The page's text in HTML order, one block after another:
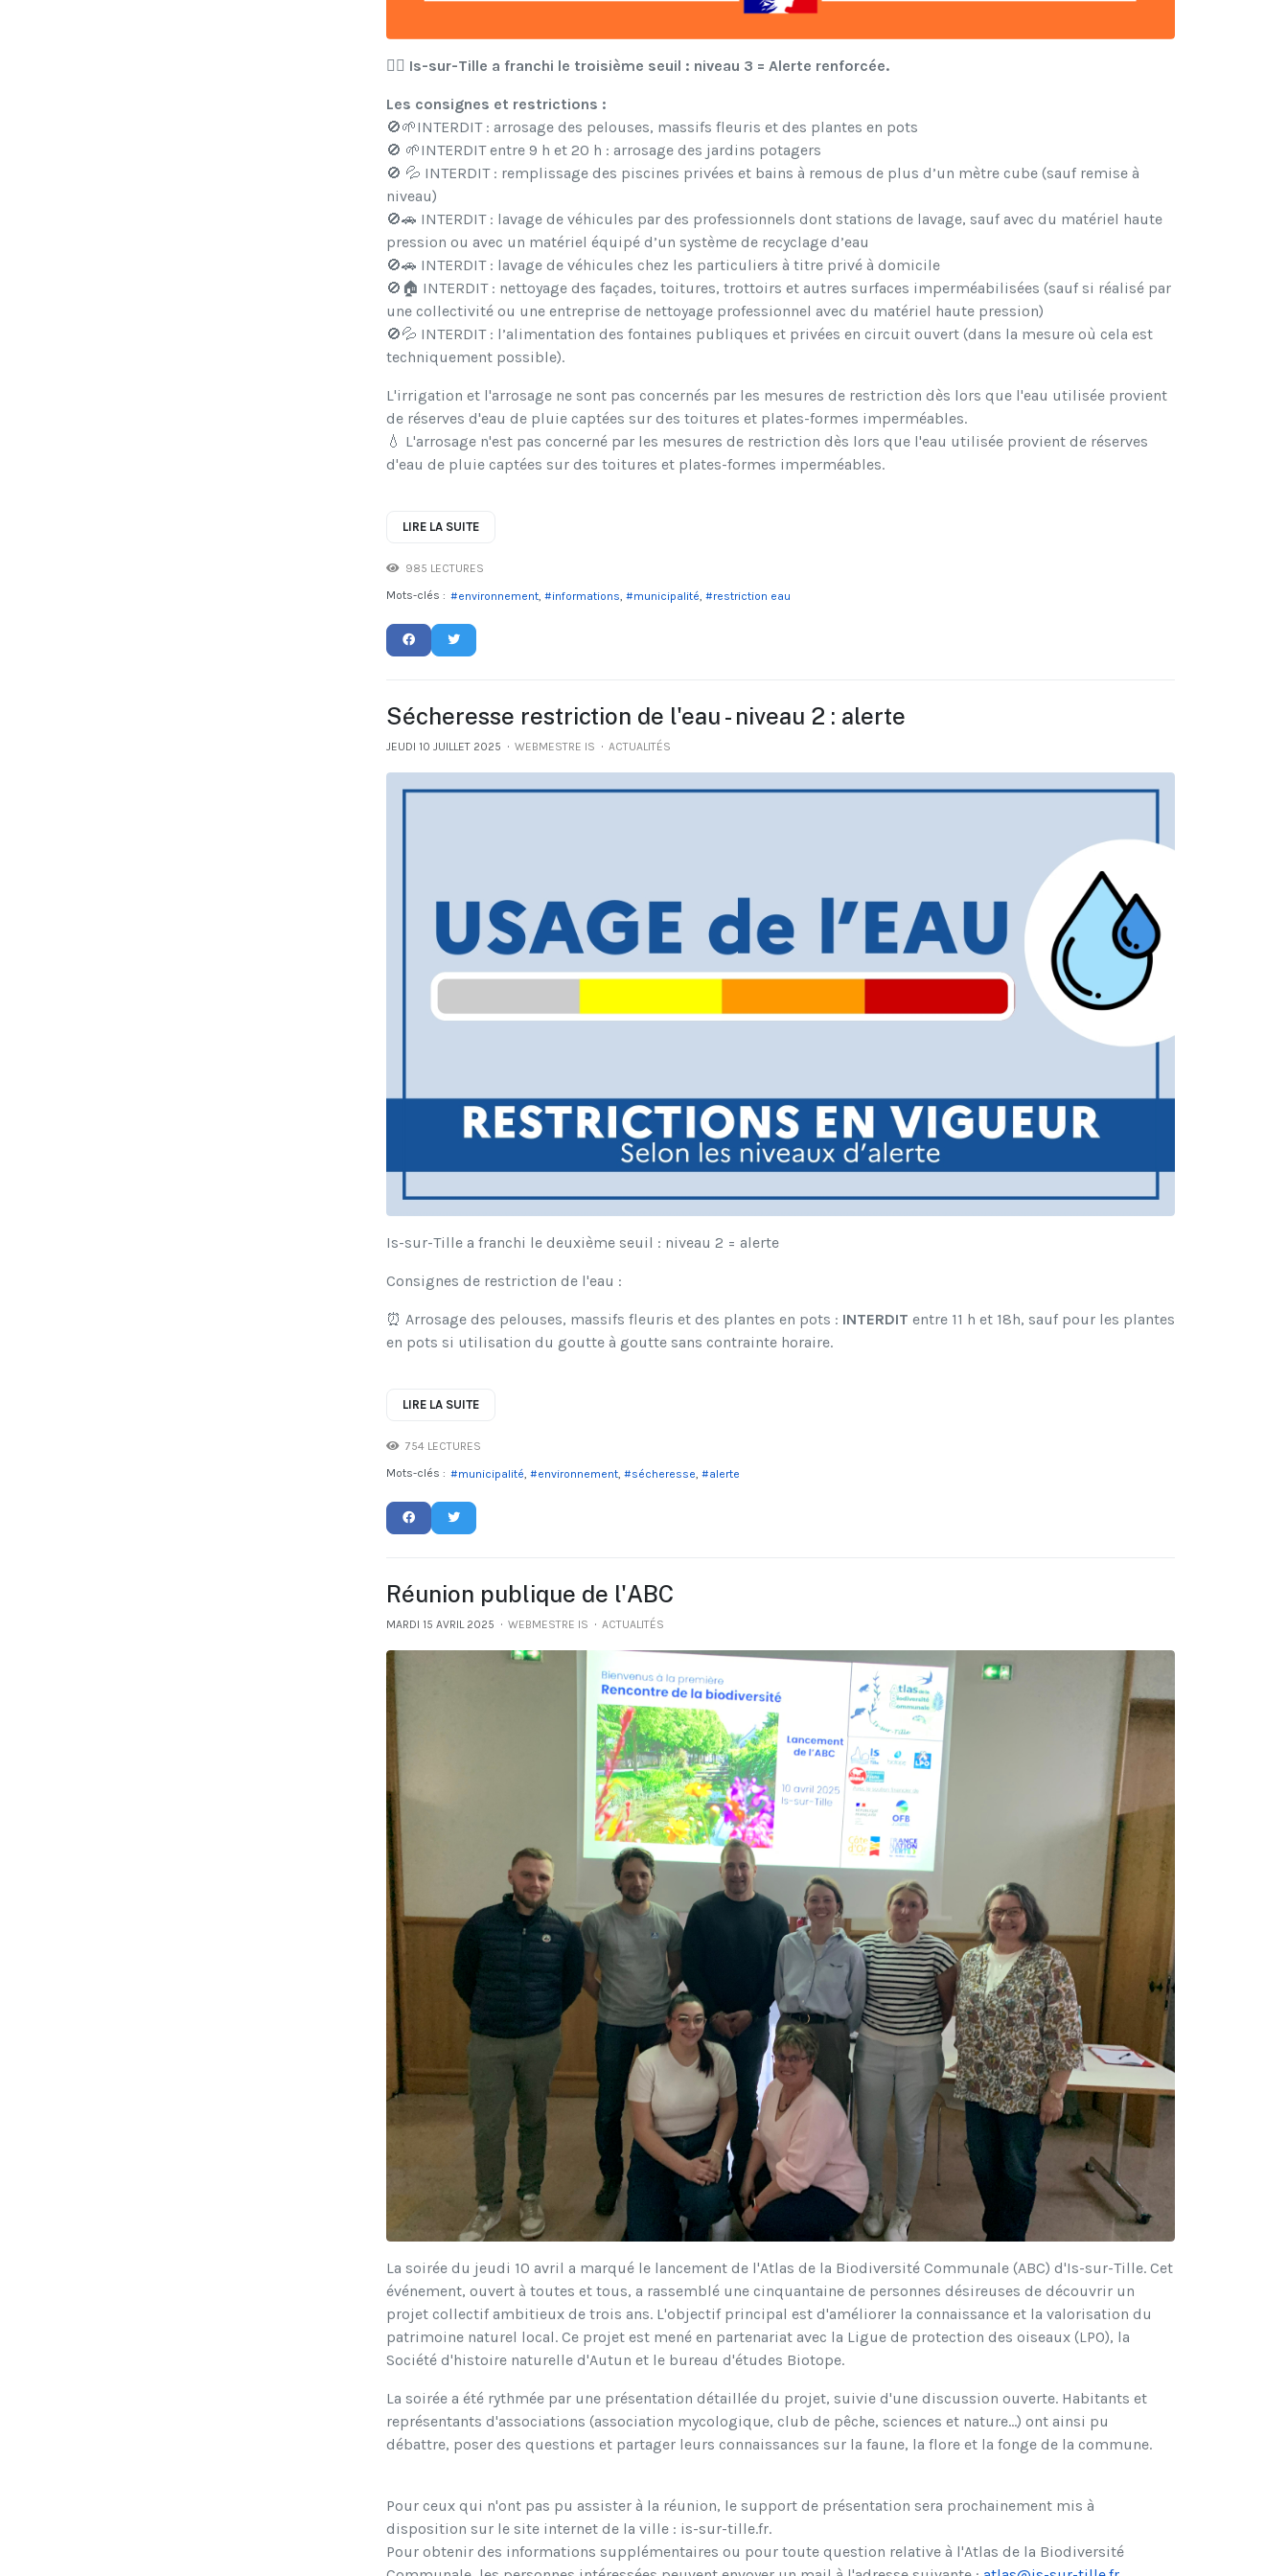
👉🏼 Is-sur-Tille a franchi le troisième seuil : niveau 3 = Alerte renforcée.
Les consignes et restrictions :
🚫🌱INTERDIT : arrosage des pelouses, massifs fleuris et des plantes en pots
🚫 🌱INTERDIT entre 9 h et 20 h : arrosage des jardins potagers
🚫 💦 INTERDIT : remplissage des piscines privées et bains à remous de plus d’un mètre cube (sauf remise à
niveau)
🚫🚗 INTERDIT : lavage de véhicules par des professionnels dont stations de lavage, sauf avec du matériel haute
pression ou avec un matériel équipé d’un système de recyclage d’eau
🚫🚗 INTERDIT : lavage de véhicules chez les particuliers à titre privé à domicile
🚫🏠 INTERDIT : nettoyage des façades, toitures, trottoirs et autres surfaces imperméabilisées (sauf si réalisé par
une collectivité ou une entreprise de nettoyage professionnel avec du matériel haute pression)
🚫💦 INTERDIT : l’alimentation des fontaines publiques et privées en circuit ouvert (dans la mesure où cela est
techniquement possible).
L'irrigation et l'arrosage ne sont pas concernés par les mesures de restriction dès lors que l'eau utilisée provient
de réserves d'eau de pluie captées sur des toitures et plates-formes imperméables.
💧 L'arrosage n'est pas concerné par les mesures de restriction dès lors que l'eau utilisée provient de réserves
d'eau de pluie captées sur des toitures et plates-formes imperméables.
LIRE LA SUITE
985 LECTURES
Mots-clés :
environnement informations municipalité restriction eau
Sécheresse restriction de l'eau - niveau 2 : alerte
JEUDI 10 JUILLET 2025 WEBMESTRE IS ACTUALITÉS
Is-sur-Tille a franchi le deuxième seuil : niveau 2 = alerte
Consignes de restriction de l'eau :
⏰ Arrosage des pelouses, massifs fleuris et des plantes en pots : INTERDIT entre 11 h et 18h, sauf pour les plantes
en pots si utilisation du goutte à goutte sans contrainte horaire.
LIRE LA SUITE
754 LECTURES
Mots-clés :
municipalité environnement sécheresse alerte
Réunion publique de l'ABC
MARDI 15 AVRIL 2025 WEBMESTRE IS ACTUALITÉS
La soirée du jeudi 10 avril a marqué le lancement de l'Atlas de la Biodiversité Communale (ABC) d'Is-sur-Tille. Cet
événement, ouvert à toutes et tous, a rassemblé une cinquantaine de personnes désireuses de découvrir un
projet collectif ambitieux de trois ans. L'objectif principal est d'améliorer la connaissance et la valorisation du
patrimoine naturel local. Ce projet est mené en partenariat avec la Ligue de protection des oiseaux (LPO), la
Société d'histoire naturelle d'Autun et le bureau d'études Biotope.
La soirée a été rythmée par une présentation détaillée du projet, suivie d'une discussion ouverte. Habitants et
représentants d'associations (association mycologique, club de pêche, sciences et nature…) ont ainsi pu
débattre, poser des questions et partager leurs connaissances sur la faune, la flore et la fonge de la commune.
Pour ceux qui n'ont pas pu assister à la réunion, le support de présentation sera prochainement mis à
disposition sur le site internet de la ville : is-sur-tille.fr.
Pour obtenir des informations supplémentaires ou pour toute question relative à l'Atlas de la Biodiversité